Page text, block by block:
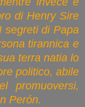
di Henry Sire
segreti di Papa
tirannica e
terra natia lo
politico, abile
promuoversi,
Perón.